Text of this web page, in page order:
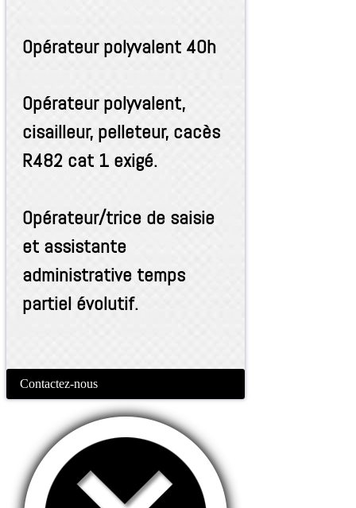
Opérateur polyvalent 40h
Opérateur polyvalent,
cisailleur, pelleteur, cacès
R482 cat 1 exigé.
Opérateur/trice de saisie
et assistante
administrative temps
partiel évolutif.
Contactez-nous